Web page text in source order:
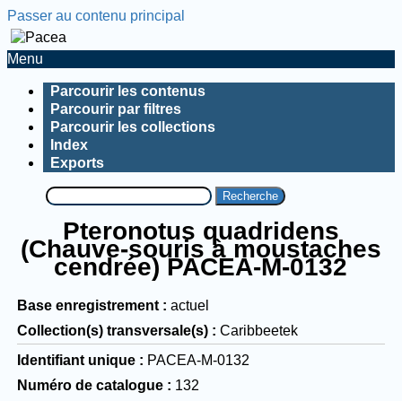
Passer au contenu principal
Menu
Parcourir les contenus
Parcourir par filtres
Parcourir les collections
Index
Exports
Recherche
Pteronotus quadridens
(Chauve-souris à moustaches
cendrée) PACEA-M-0132
Base enregistrement
actuel
Collection(s) transversale(s)
Caribbeetek
Identifiant unique
PACEA-M-0132
Numéro de catalogue
132